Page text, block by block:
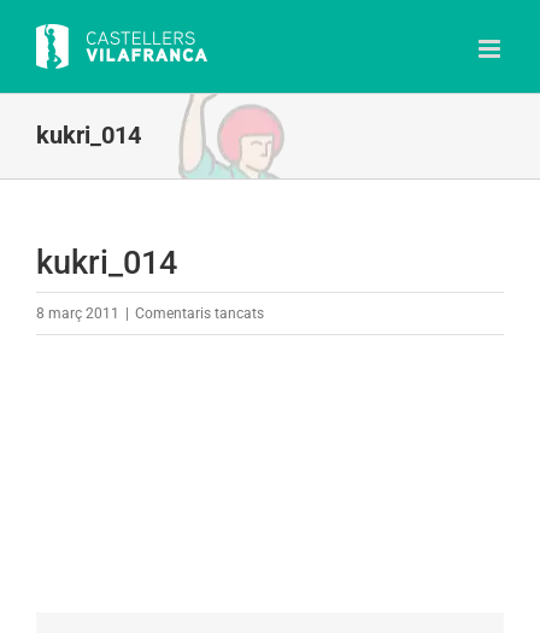
content
kukri_014
kukri_014
8 març 2011 Comentaris tancatsa